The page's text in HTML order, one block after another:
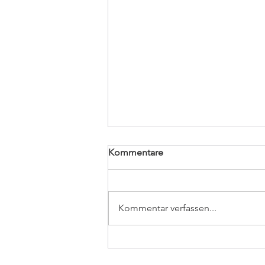
Kommentare
Kommentar verfassen...